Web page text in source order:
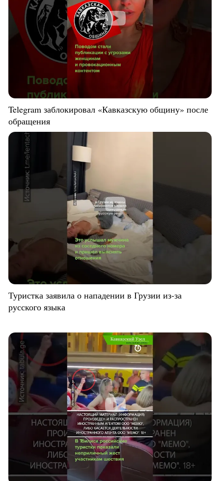
Telegram заблокировал «Кавказскую общину» после
обращения
Туристка заявила о нападении в Грузии из-за
русского языка